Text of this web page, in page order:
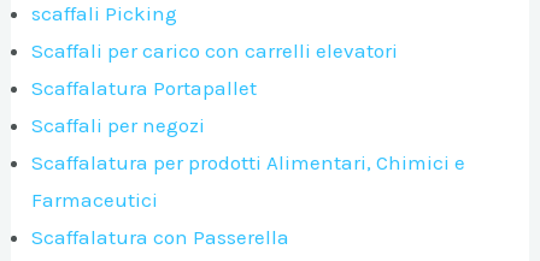
scaffali Picking
Scaffali per carico con carrelli elevatori
Scaffalatura Portapallet
Scaffali per negozi
Scaffalatura per prodotti Alimentari, Chimici e
Farmaceutici
Scaffalatura con Passerella
DISATTIVA
DISATTIVA
DISATTIVA